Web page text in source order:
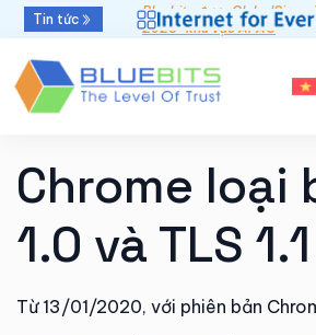
Tin tức
Bluebits được GlobalSign
2025” khu vực APAC
Chrome loại
1.0 và TLS 1.1
Từ 13/01/2020, với phiên bản